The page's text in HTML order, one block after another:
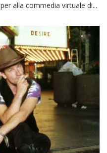
alla commedia virtuale di...